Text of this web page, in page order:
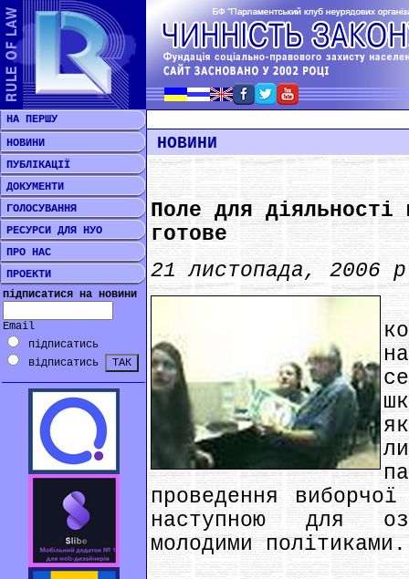
НА ПЕРШУ
НОВИНИ
ПУБЛІКАЦІЇ
ДОКУМЕНТИ
ГОЛОСУВАННЯ
РЕСУРСИ ДЛЯ НУО
ПРО НАС
ПРОЕКТИ
підписатися на новини
Email
підписатись
відписатись
НОВИНИ
Поле для діяльності
готове
21 листопада, 2006
проведення
наступною для
молодими політиками.